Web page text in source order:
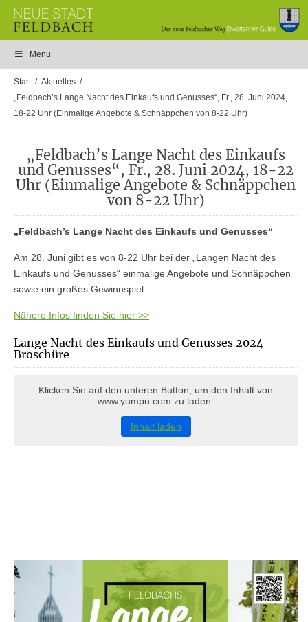
Menu
Start
Aktuelles
„Feldbach’s Lange Nacht des Einkaufs und Genusses“, Fr., 28. Juni 2024,
18-22 Uhr (Einmalige Angebote & Schnäppchen von 8-22 Uhr)
„Feldbach’s Lange Nacht des Einkaufs
und Genusses“, Fr., 28. Juni 2024, 18-22
Uhr (Einmalige Angebote & Schnäppchen
von 8-22 Uhr)
„Feldbach’s Lange Nacht des Einkaufs und Genusses“
Am 28. Juni gibt es von 8-22 Uhr bei der „Langen Nacht des
Einkaufs und Genusses“ einmalige Angebote und Schnäppchen
sowie ein großes Gewinnspiel.
Nähere Infos finden Sie hier >>
Lange Nacht des Einkaufs und Genusses 2024 –
Broschüre
Klicken Sie auf den unteren Button, um den Inhalt von
www.yumpu.com zu laden.
Inhalt laden